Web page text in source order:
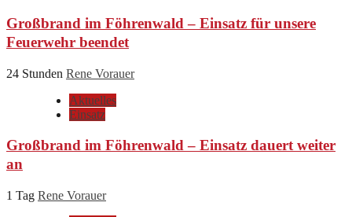
Großbrand im Föhrenwald – Einsatz für unsere
Feuerwehr beendet
24 Stunden Rene Vorauer
Aktuelles
Einsatz
Großbrand im Föhrenwald – Einsatz dauert weiter
an
1 Tag Rene Vorauer